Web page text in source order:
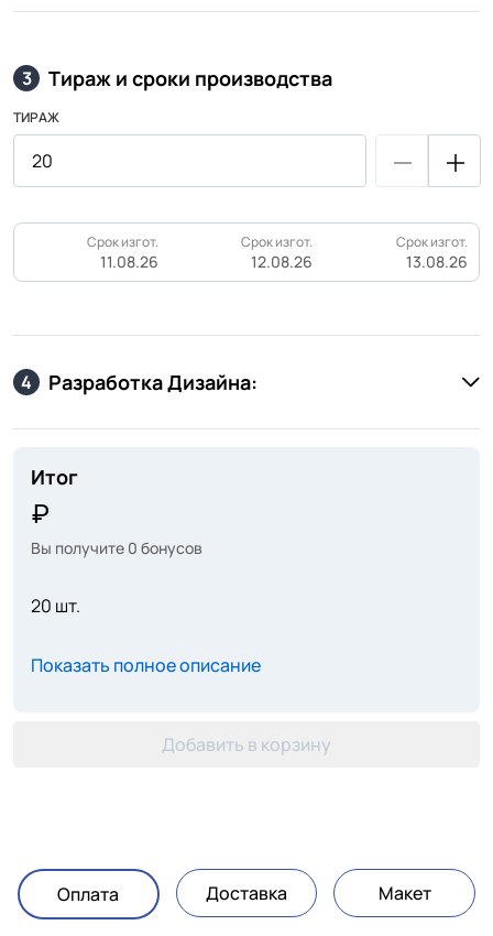
3 Тираж и сроки производства
ТИРАЖ
Срок изгот.
11.08.26
Срок изгот.
12.08.26
Срок изгот.
13.08.26
4 Разработка Дизайна:
Итог
Вы получите 0 бонусов
20 шт.
Показать полное описание
Добавить в корзину
Оплата Доставка Макет